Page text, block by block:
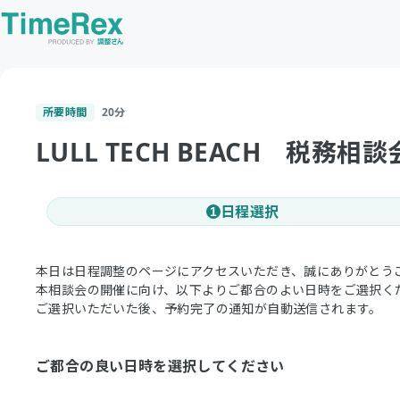
所要時間 20分
LULL TECH BEACH 税務相談
1 日程選択
本日は日程調整のページにアクセスいただき、誠にありがとう
本相談会の開催に向け、以下よりご都合のよい日時をご選択く
ご選択いただいた後、予約完了の通知が自動送信されます。
ご都合の良い日時を選択してください